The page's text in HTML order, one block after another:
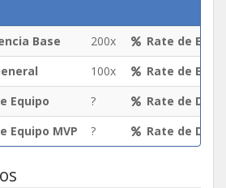
Base 200x
Rate de
100x
Rate de
Equipo
?
Rate de
Equipo MVP
? Rate de